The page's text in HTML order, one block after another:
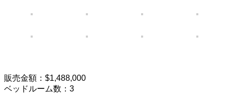
販売金額：$1,488,000
ベッドルーム数：3